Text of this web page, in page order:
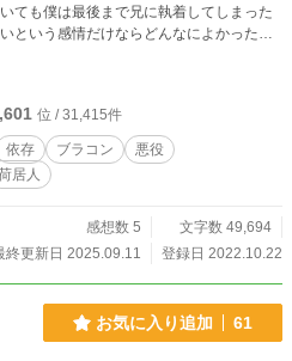
ても僕は最後まで兄に執着してしまった
という感情だけならどんなによかった
たい兄とは違う苦痛な表情を引き出させ
が死ぬからではなく、兄の愛した人へ手
われない。 それでも本当の想い
に幸せになってと願い、言葉にしたこと
驚きを見せた兄の表情の変化に、自分が
悔はなかった。 なのに、僕はまた
す羽目になった。僕には無縁とも言えた愛
たのにうまくはいかないし、喋る猫が気
、英雄王とも言われた兄は一度目とは違
位 / 31,415件
依存 ブラコン
悪役
居人
感想数 5
文字数 49,694
終更新日 2025.09.11
登録日 2022.10.22
お気に入り追加 61